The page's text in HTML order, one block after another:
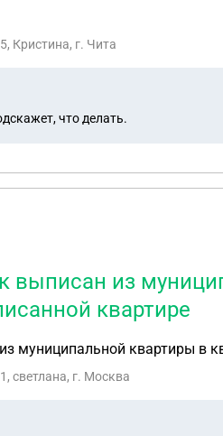
с ребёнком через суд?
Кристина, г. Чита
что делать.
выписан из
квартире
муниципальной квартиры в
светлана, г. Москва